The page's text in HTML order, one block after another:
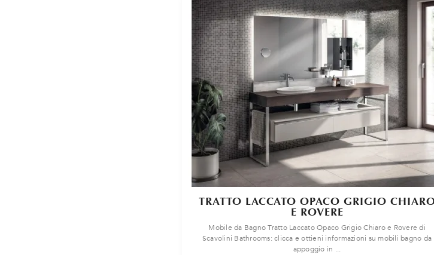
TRATTO LACCATO OPACO GRIGIO
E ROVERE
Mobile da Bagno Tratto Laccato Opaco Grigio Chiaro e Rovere di
Scavolini Bathrooms: clicca e ottieni informazioni su mobili bagno da
appoggio in ...